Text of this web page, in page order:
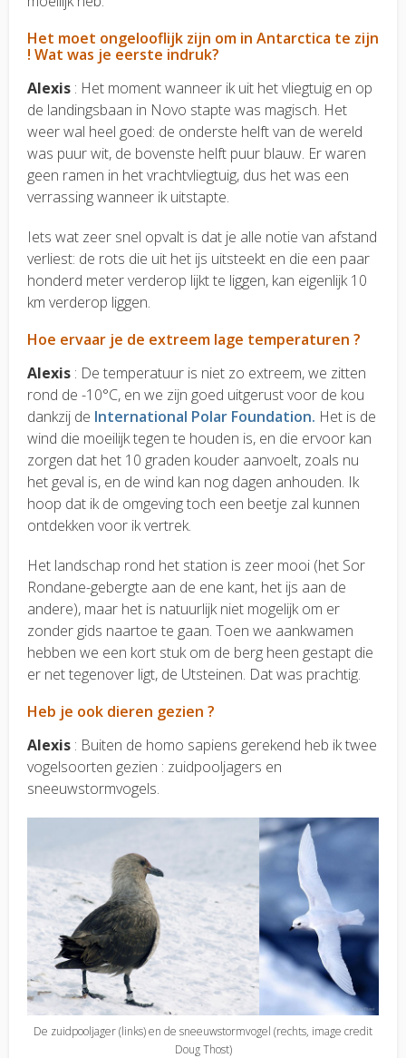
Het moet ongelooflijk zijn om in Antarctica te zijn
! Wat was je eerste indruk?
Alexis : Het moment wanneer ik uit het vliegtuig en op
de landingsbaan in Novo stapte was magisch. Het
weer wal heel goed: de onderste helft van de wereld
was puur wit, de bovenste helft puur blauw. Er waren
geen ramen in het vrachtvliegtuig, dus het was een
verrassing wanneer ik uitstapte.
Iets wat zeer snel opvalt is dat je alle notie van afstand
verliest: de rots die uit het ijs uitsteekt en die een paar
honderd meter verderop lijkt te liggen, kan eigenlijk 10
km verderop liggen.
Hoe ervaar je de extreem lage temperaturen ?
Alexis : De temperatuur is niet zo extreem, we zitten
rond de -10°C, en we zijn goed uitgerust voor de kou
dankzij de International Polar Foundation. Het is de
wind die moeilijk tegen te houden is, en die ervoor kan
zorgen dat het 10 graden kouder aanvoelt, zoals nu
het geval is, en de wind kan nog dagen anhouden. Ik
hoop dat ik de omgeving toch een beetje zal kunnen
ontdekken voor ik vertrek.
Het landschap rond het station is zeer mooi (het Sor
Rondane-gebergte aan de ene kant, het ijs aan de
andere), maar het is natuurlijk niet mogelijk om er
zonder gids naartoe te gaan. Toen we aankwamen
hebben we een kort stuk om de berg heen gestapt die
er net tegenover ligt, de Utsteinen. Dat was prachtig.
Heb je ook dieren gezien ?
Alexis : Buiten de homo sapiens gerekend heb ik twee
vogelsoorten gezien : zuidpooljagers en
sneeuwstormvogels.
De zuidpooljager (links) en de sneeuwstormvogel (rechts, image credit
Doug Thost)